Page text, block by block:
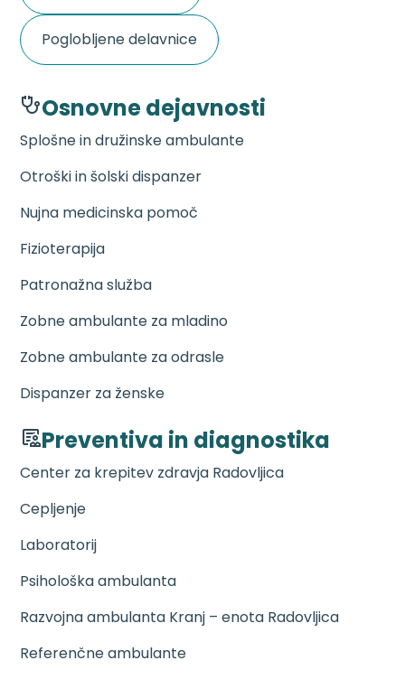
Poglobljene delavnice
Osnovne dejavnosti
Splošne in družinske ambulante
Otroški in šolski dispanzer
Nujna medicinska pomoč
Fizioterapija
Patronažna služba
Zobne ambulante za mladino
Zobne ambulante za odrasle
Dispanzer za ženske
Preventiva in diagnostika
Center za krepitev zdravja Radovljica
Cepljenje
Laboratorij
Psihološka ambulanta
Razvojna ambulanta Kranj – enota Radovljica
Referenčne ambulante